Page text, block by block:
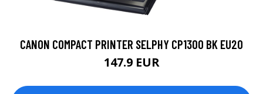
CANON COMPACT PRINTER SELPHY CP1300 BK EU20
147.9 EUR